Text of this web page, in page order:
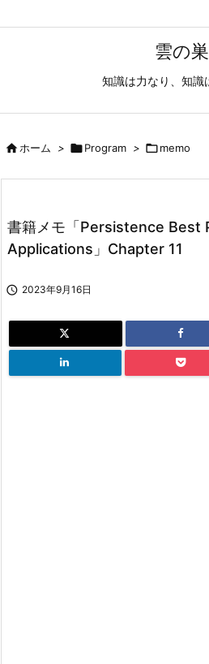
雲の巣
知識は力なり、知識
ホーム > Program > memo
書籍メモ「Persistence Best
Applications」Chapter 11
 2023年9月16日